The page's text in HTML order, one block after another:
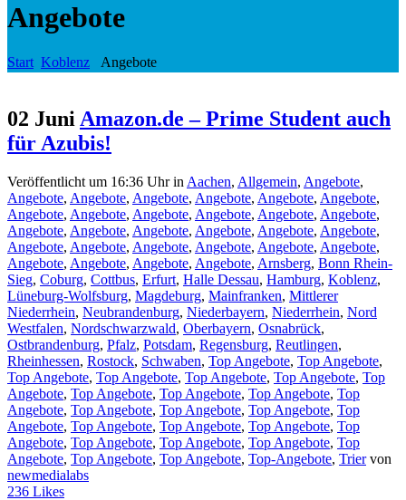
Angebote
Start Koblenz Angebote
02 Juni Amazon.de – Prime Student auch
für Azubis!
Veröffentlicht um 16:36 Uhrin Aachen, Allgemein, Angebote,
Angebote, Angebote, Angebote, Angebote, Angebote, Angebote,
Angebote, Angebote, Angebote, Angebote, Angebote, Angebote,
Angebote, Angebote, Angebote, Angebote, Angebote, Angebote,
Angebote, Angebote, Angebote, Angebote, Angebote, Angebote,
Angebote, Angebote, Angebote, Angebote, Arnsberg, Bonn Rhein-
Sieg, Coburg, Cottbus, Erfurt, Halle Dessau, Hamburg, Koblenz,
Lüneburg-Wolfsburg, Magdeburg, Mainfranken, Mittlerer
Niederrhein, Neubrandenburg, Niederbayern, Niederrhein, Nord
Westfalen, Nordschwarzwald, Oberbayern, Osnabrück,
Ostbrandenburg, Pfalz, Potsdam, Regensburg, Reutlingen,
Rheinhessen, Rostock, Schwaben, Top Angebote, Top Angebote,
Top Angebote, Top Angebote, Top Angebote, Top Angebote, Top
Angebote, Top Angebote, Top Angebote, Top Angebote, Top
Angebote, Top Angebote, Top Angebote, Top Angebote, Top
Angebote, Top Angebote, Top Angebote, Top Angebote, Top
Angebote, Top Angebote, Top Angebote, Top Angebote, Top
Angebote, Top Angebote, Top Angebote, Top-Angebote, Trier von
newmedialabs
236 Likes